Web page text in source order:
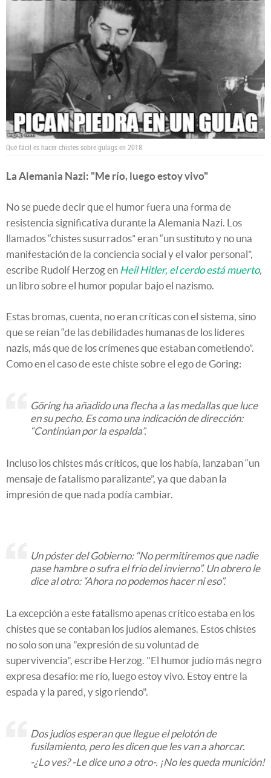
Qué fácil es hacer chistes sobre gulags en 2018
La Alemania Nazi: "Me río, luego estoy vivo"
No se puede decir que el humor fuera una forma de
resistencia significativa durante la Alemania Nazi. Los
llamados “chistes susurrados” eran “un sustituto y no una
manifestación de la conciencia social y el valor personal”,
escribe Rudolf Herzog en Heil Hitler, el cerdo está muerto,
un libro sobre el humor popular bajo el nazismo.
Estas bromas, cuenta, no eran críticas con el sistema, sino
que se reían “de las debilidades humanas de los líderes
nazis, más que de los crímenes que estaban cometiendo”.
Como en el caso de este chiste sobre el ego de Göring:
Göring ha añadido una flecha a las medallas que luce
en su pecho. Es como una indicación de dirección:
“Continúan por la espalda”.
Incluso los chistes más críticos, que los había, lanzaban “un
mensaje de fatalismo paralizante”, ya que daban la
impresión de que nada podía cambiar.
Un póster del Gobierno: “No permitiremos que nadie
pase hambre o sufra el frío del invierno”. Un obrero le
dice al otro: “Ahora no podemos hacer ni eso”.
La excepción a este fatalismo apenas crítico estaba en los
chistes que se contaban los judíos alemanes. Estos chistes
no solo son una "expresión de su voluntad de
supervivencia", escribe Herzog. "El humor judío más negro
expresa desafío: me río, luego estoy vivo. Estoy entre la
espada y la pared, y sigo riendo".
Dos judíos esperan que llegue el pelotón de
fusilamiento, pero les dicen que les van a ahorcar.
-¿Lo ves? -Le dice uno a otro-. ¡No les queda munición!